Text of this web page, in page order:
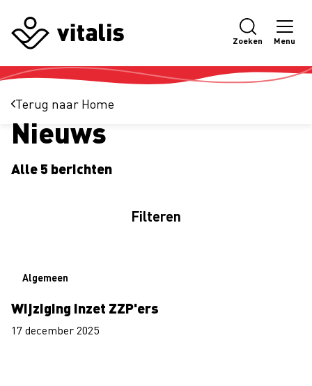
Zoeken Menu
Terug naar Home
Actueel
Nieuws
Alle 5 berichten
Filteren
Wijziging inzet ZZP'ers
17 december 2025
Algemeen